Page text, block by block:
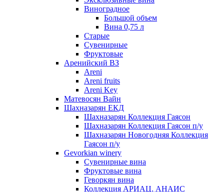
Виноградное
Большой объем
Вина 0,75 л
Старые
Сувенирные
Фруктовые
Аренийский ВЗ
Areni
Areni fruits
Areni Key
Матевосян Вайн
Шахназарян ЕКД
Шахназарян Коллекция Гаясон
Шахназарян Коллекция Гаясон п/у
Шахназарян Новогодняя Коллекция
Гаясон п/у
Gevorkian winery
Сувенирные вина
Фруктовые вина
Геворкян вина
Коллекция АРИАЦ. АНАИС